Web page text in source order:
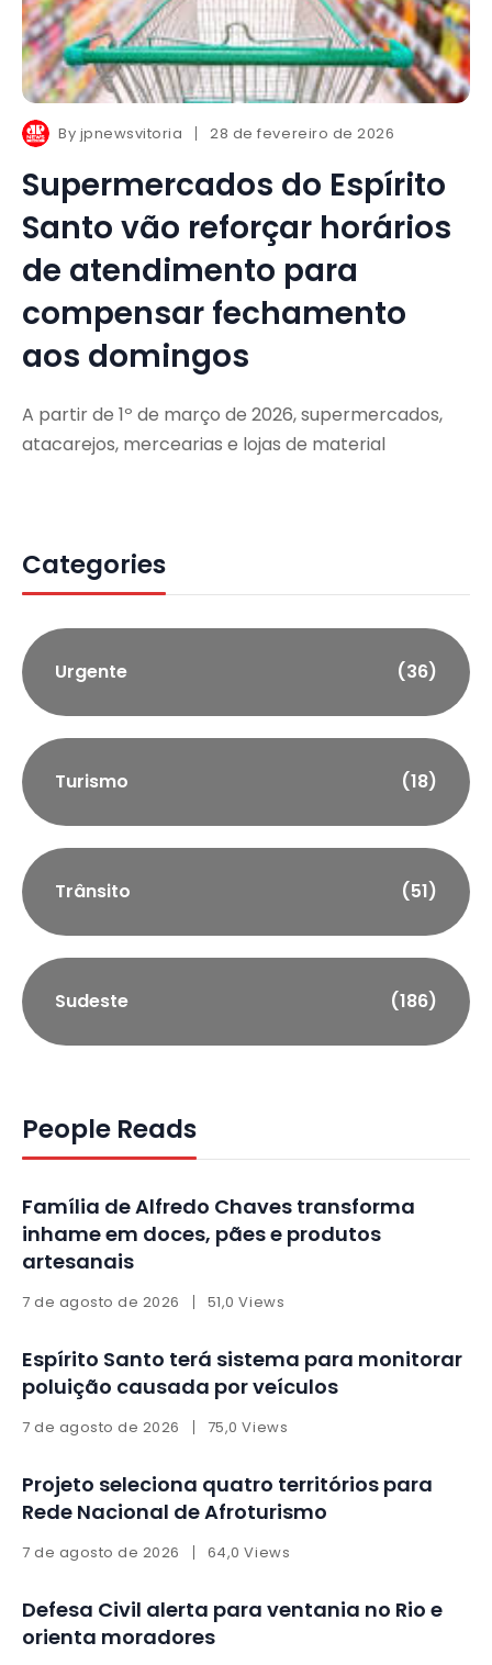
By jpnewsvitoria 28 de fevereiro de 2026
Supermercados do Espírito
Santo vão reforçar horários
de atendimento para
compensar fechamento
aos domingos
A partir de 1º de março de 2026, supermercados,
atacarejos, mercearias e lojas de material
Categories
Urgente (36)
Turismo (18)
Trânsito (51)
Sudeste (186)
People Reads
Família de Alfredo Chaves transforma
inhame em doces, pães e produtos
artesanais
7 de agosto de 2026 51,0 Views
Espírito Santo terá sistema para monitorar
poluição causada por veículos
7 de agosto de 2026 75,0 Views
Projeto seleciona quatro territórios para
Rede Nacional de Afroturismo
7 de agosto de 2026 64,0 Views
Defesa Civil alerta para ventania no Rio e
orienta moradores